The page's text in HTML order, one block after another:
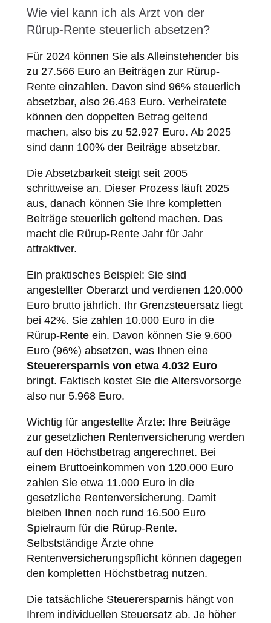
Wie viel kann ich als Arzt von der
Rürup-Rente steuerlich absetzen?
Für 2024 können Sie als Alleinstehender bis
zu 27.566 Euro an Beiträgen zur Rürup-
Rente einzahlen. Davon sind 96% steuerlich
absetzbar, also 26.463 Euro. Verheiratete
können den doppelten Betrag geltend
machen, also bis zu 52.927 Euro. Ab 2025
sind dann 100% der Beiträge absetzbar.
Die Absetzbarkeit steigt seit 2005
schrittweise an. Dieser Prozess läuft 2025
aus, danach können Sie Ihre kompletten
Beiträge steuerlich geltend machen. Das
macht die Rürup-Rente Jahr für Jahr
attraktiver.
Ein praktisches Beispiel: Sie sind
angestellter Oberarzt und verdienen 120.000
Euro brutto jährlich. Ihr Grenzsteuersatz liegt
bei 42%. Sie zahlen 10.000 Euro in die
Rürup-Rente ein. Davon können Sie 9.600
Euro (96%) absetzen, was Ihnen eine
Steuerersparnis von etwa 4.032 Euro
bringt. Faktisch kostet Sie die Altersvorsorge
also nur 5.968 Euro.
Wichtig für angestellte Ärzte: Ihre Beiträge
zur gesetzlichen Rentenversicherung werden
auf den Höchstbetrag angerechnet. Bei
einem Bruttoeinkommen von 120.000 Euro
zahlen Sie etwa 11.000 Euro in die
gesetzliche Rentenversicherung. Damit
bleiben Ihnen noch rund 16.500 Euro
Spielraum für die Rürup-Rente.
Selbstständige Ärzte ohne
Rentenversicherungspflicht können dagegen
den kompletten Höchstbetrag nutzen.
Die tatsächliche Steuerersparnis hängt von
Ihrem individuellen Steuersatz ab. Je höher